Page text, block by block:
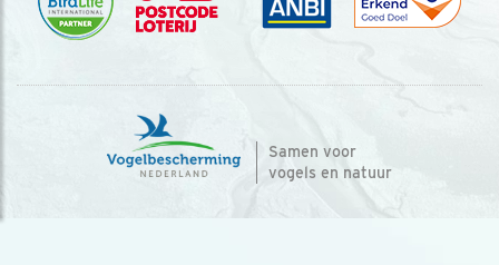
Samen voor
vogels en natuur